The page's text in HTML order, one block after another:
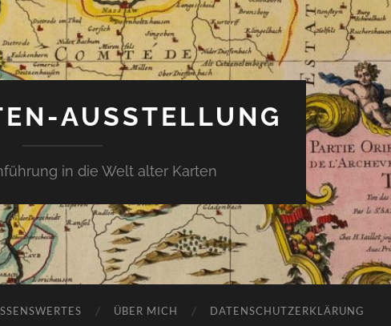
AUSSTELLUNG
in die Welt alter Karten
ÜBER MICH DATENSCHUTZERKLÄRUNG